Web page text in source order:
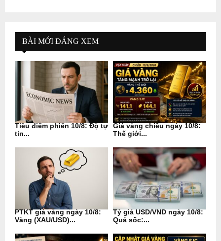
BÀI MỚI ĐÁNG XEM
Tiêu điểm phiên 10/8: Độ tự
tin...
Giá vàng chiều ngày 10/8:
Thế giới...
PTKT giá vàng ngày 10/8:
Vàng (XAU/USD)...
Tỷ giá USD/VND ngày 10/8:
Quá sốc:...